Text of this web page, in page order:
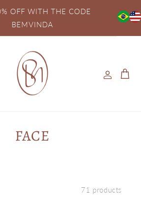
OFF WITH THE CODE
BEMVINDA
Log
in
Cart
FACE
71 products